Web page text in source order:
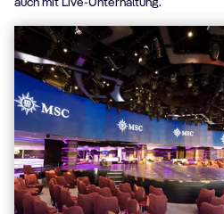
auch mit Live-Unterhaltung.